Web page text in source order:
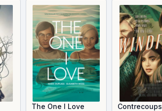
The One I Love Contrecoups